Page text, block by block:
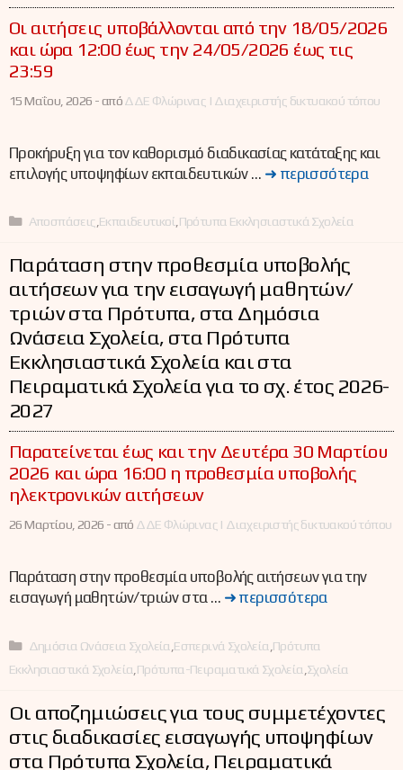
Οι αιτήσεις υποβάλλονται από την 18/05/2026
και ώρα 12:00 έως την 24/05/2026 έως τις
23:59
15 Μαΐου, 2026 -απόΔΔΕ Φλώρινας | Διαχειριστής δικτυακού τόπου
Προκήρυξη για τον καθορισμό διαδικασίας κατάταξης και
επιλογής υποψηφίων εκπαιδευτικών … ➜ περισσότερα
Κατηγορίες
Αποσπάσεις Εκπαιδευτικοί Πρότυπα Εκκλησιαστικά Σχολεία
Παράταση στην προθεσμία υποβολής
αιτήσεων για την εισαγωγή μαθητών/
τριών στα Πρότυπα, στα Δημόσια
Ωνάσεια Σχολεία, στα Πρότυπα
Εκκλησιαστικά Σχολεία και στα
Πειραματικά Σχολεία για το σχ. έτος 2026-
2027
Παρατείνεται έως και την Δευτέρα 30 Μαρτίου
2026 και ώρα 16:00 η προθεσμία υποβολής
ηλεκτρονικών αιτήσεων
26 Μαρτίου, 2026 -από ΔΔΕ Φλώρινας | Διαχειριστής δικτυακού τόπου
Παράταση στην προθεσμία υποβολής αιτήσεων για την
εισαγωγή μαθητών/τριών στα … ➜ περισσότερα
Κατηγορίες
Δημόσια Ωνάσεια Σχολεία Εσπερινά Σχολεία Πρότυπα
Εκκλησιαστικά Σχολεία Πρότυπα-Πειραματικά Σχολεία Σχολεία
Οι αποζημιώσεις για τους συμμετέχοντες
στις διαδικασίες εισαγωγής υποψηφίων
στα Πρότυπα Σχολεία, Πειραματικά